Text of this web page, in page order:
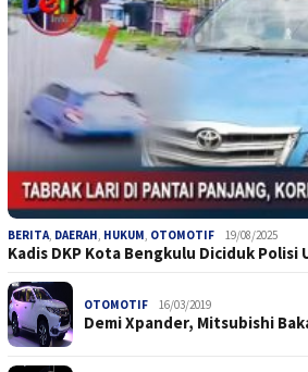
BERITA DAERAH HUKUM OTOMOTIF 19/08/2025
Kadis DKP Kota Bengkulu Diciduk Polisi
OTOMOTIF 16/03/2019
Demi Xpander, Mitsubishi